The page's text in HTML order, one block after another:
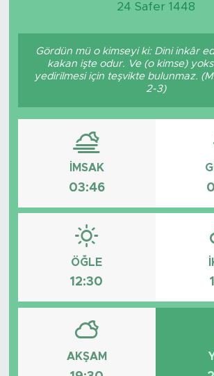
24 Safer 1448
Gördün mü o kimseyi ki: Dini inkâr
kakan işte odur. Ve (o kimse)
yedirilmesi için teşvikte bulunmaz.
2-3)
İMSAK
03:46
ÖĞLE
12:30
AKŞAM